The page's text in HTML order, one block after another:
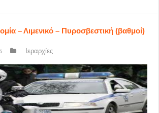
– Λιμενικό – Πυροσβεστική (βαθμοί)
Ιεραρχίες